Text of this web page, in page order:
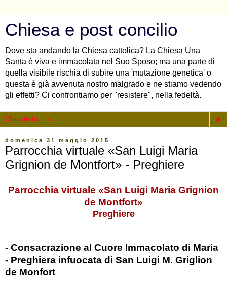
Chiesa e post concilio
Dove sta andando la Chiesa cattolica? La Chiesa Una
Santa è viva e immacolata nel Suo Sposo; ma una parte di
quella visibile rischia di subire una 'mutazione genetica' o
questa è già avvenuta nostro malgrado e ne stiamo vedendo
gli effetti? Ci confrontiamo per "resistere", nella fedeltà.
▼
domenica 31 maggio 2015
Parrocchia virtuale «San Luigi Maria
Grignion de Montfort» - Preghiere
Parrocchia virtuale «San Luigi Maria Grignion
de Montfort»
Preghiere
- Consacrazione al Cuore Immacolato di Maria
- Preghiera infuocata di San Luigi M. Griglion
de Monfort